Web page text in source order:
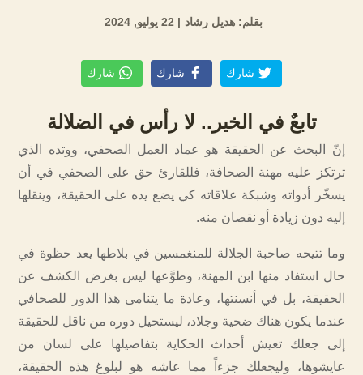
بقلم: هديل رشاد | 22 يوليو, 2024
شارك شارك شارك
تابعٌ في الخير.. لا رأس في الضلالة
إنّ البحث عن الحقيقة هو عماد العمل الصحفي، ووتده الذي
ترتكز عليه مهنة الصحافة، فللقارئ حق على الصحفي في أن
يسخّر أدواته وشبكة علاقاته كي يضع يده على الحقيقة، وينقلها
إليه دون زيادة أو نقصان منه.
وما تتيحه صاحبة الجلالة للمنغمسين في بلاطها يعد حظوة في
حال استفاد منها ابن المهنة، وطوَّعها ليس بغرض الكشف عن
الحقيقة، بل في أنسنتها، وعادة ما يتنامى هذا الدور للصحافي
عندما يكون هناك ضحية وجلاد، ليستحيل دوره من ناقل للحقيقة
إلى جعلك تعيش أحداث الحكاية بتفاصيلها على لسان من
عايشوها، وليجعلك جزءاً مما عاشه هو لبلوغ هذه الحقيقة،